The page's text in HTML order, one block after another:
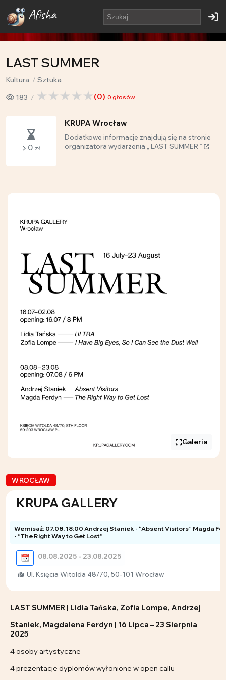
Afisha
LAST SUMMER
Kultura
Sztuka
183
(0) 0 głosów
0 zł
KRUPA Wrocław
Dodatkowe informacje znajdują się na stronie
organizatora wydarzenia „ LAST SUMMER ”
Galeria
WROCŁAW
KRUPA GALLERY
Wernisaż: 07.08, 18:00 Andrzej Staniek - “Absent Visitors” Magda
- “The Right Way to Get Lost”
📆 08.08.2025 - 23.08.2025
Ul. Księcia Witolda 48/70, 50-101 Wrocław
LAST SUMMER | Lidia Tańska, Zofia Lompe, Andrzej
Staniek, Magdalena Ferdyn | 16 Lipca – 23 Sierpnia
2025
4 osoby artystyczne
4 prezentacje dyplomów wyłonione w open callu